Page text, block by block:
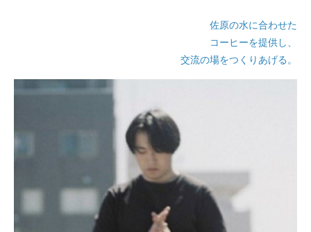
佐原の水に合わせた
コーヒーを提供し、
交流の場をつくりあげる。